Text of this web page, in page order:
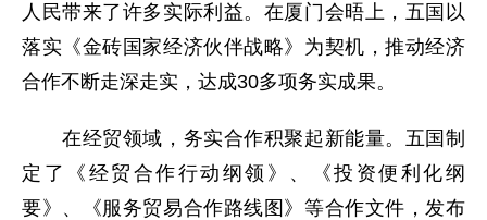
人民带来了许多实际利益。在厦门会晤上，五国以
落实《金砖国家经济伙伴战略》为契机，推动经济
合作不断走深走实，达成30多项务实成果。
在经贸领域，务实合作积聚起新能量。五国制
定了《经贸合作行动纲领》、《投资便利化纲
要》、《服务贸易合作路线图》等合作文件，发布